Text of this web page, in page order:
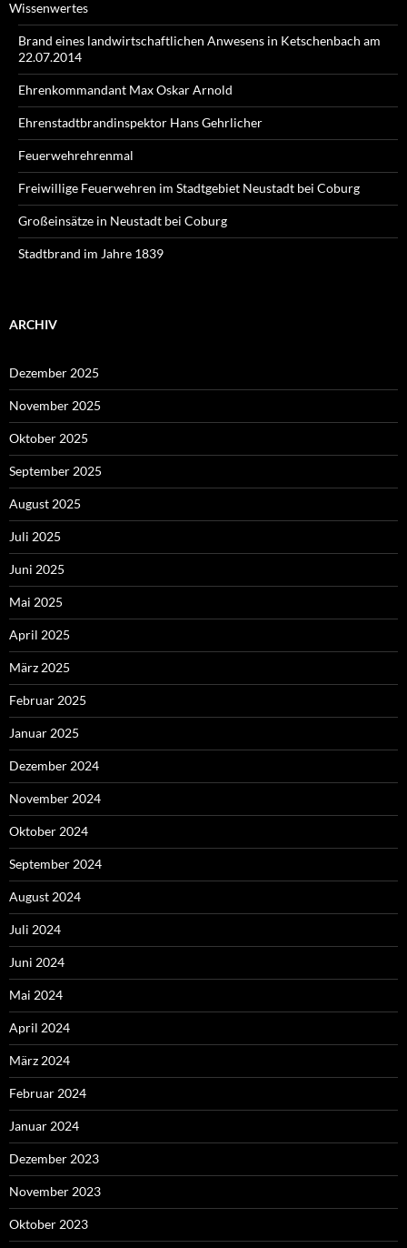
Wissenwertes
Brand eines landwirtschaftlichen Anwesens in Ketschenbach am
22.07.2014
Ehrenkommandant Max Oskar Arnold
Ehrenstadtbrandinspektor Hans Gehrlicher
Feuerwehrehrenmal
Freiwillige Feuerwehren im Stadtgebiet Neustadt bei Coburg
Großeinsätze in Neustadt bei Coburg
Stadtbrand im Jahre 1839
ARCHIV
Dezember 2025
November 2025
Oktober 2025
September 2025
August 2025
Juli 2025
Juni 2025
Mai 2025
April 2025
März 2025
Februar 2025
Januar 2025
Dezember 2024
November 2024
Oktober 2024
September 2024
August 2024
Juli 2024
Juni 2024
Mai 2024
April 2024
März 2024
Februar 2024
Januar 2024
Dezember 2023
November 2023
Oktober 2023